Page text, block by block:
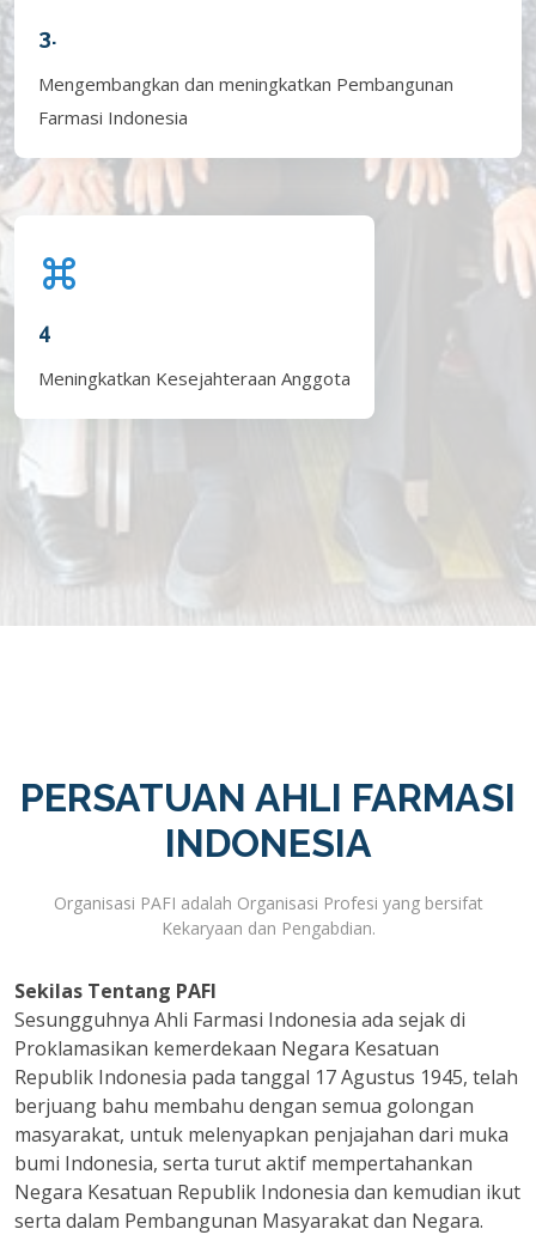
3.
Mengembangkan dan meningkatkan Pembangunan
Farmasi Indonesia
4
Meningkatkan Kesejahteraan Anggota
PERSATUAN AHLI FARMASI
INDONESIA
Organisasi PAFI adalah Organisasi Profesi yang bersifat
Kekaryaan dan Pengabdian.
Sekilas Tentang PAFI
Sesungguhnya Ahli Farmasi Indonesia ada sejak di
Proklamasikan kemerdekaan Negara Kesatuan
Republik Indonesia pada tanggal 17 Agustus 1945, telah
berjuang bahu membahu dengan semua golongan
masyarakat, untuk melenyapkan penjajahan dari muka
bumi Indonesia, serta turut aktif mempertahankan
Negara Kesatuan Republik Indonesia dan kemudian ikut
serta dalam Pembangunan Masyarakat dan Negara.